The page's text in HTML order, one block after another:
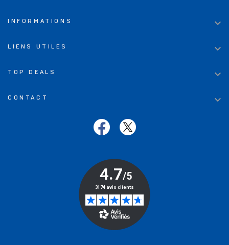
INFORMATIONS 
LIENS UTILES 
TOP DEALS 
CONTACT 